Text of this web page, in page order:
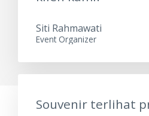
Siti Rahmawati
Event Organizer
Souvenir terlihat